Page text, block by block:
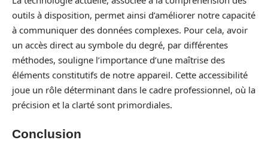
outils à disposition, permet ainsi d’améliorer notre capacité
à communiquer des données complexes. Pour cela, avoir
un accès direct au symbole du degré, par différentes
méthodes, souligne l’importance d’une maîtrise des
éléments constitutifs de notre appareil. Cette accessibilité
joue un rôle déterminant dans le cadre professionnel, où la
précision et la clarté sont primordiales.
Conclusion